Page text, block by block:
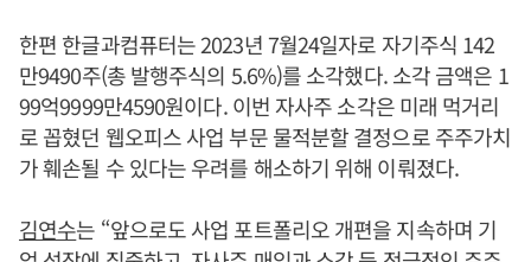
한편 한글과컴퓨터는 2023년 7월24일자로 자기주식 142
만9490주(총 발행주식의 5.6%)를 소각했다. 소각 금액은 1
99억9999만4590원이다. 이번 자사주 소각은 미래 먹거리
로 꼽혔던 웹오피스 사업 부문 물적분할 결정으로 주주가치
가 훼손될 수 있다는 우려를 해소하기 위해 이뤄졌다.
김연수는 “앞으로도 사업 포트폴리오 개편을 지속하며 기